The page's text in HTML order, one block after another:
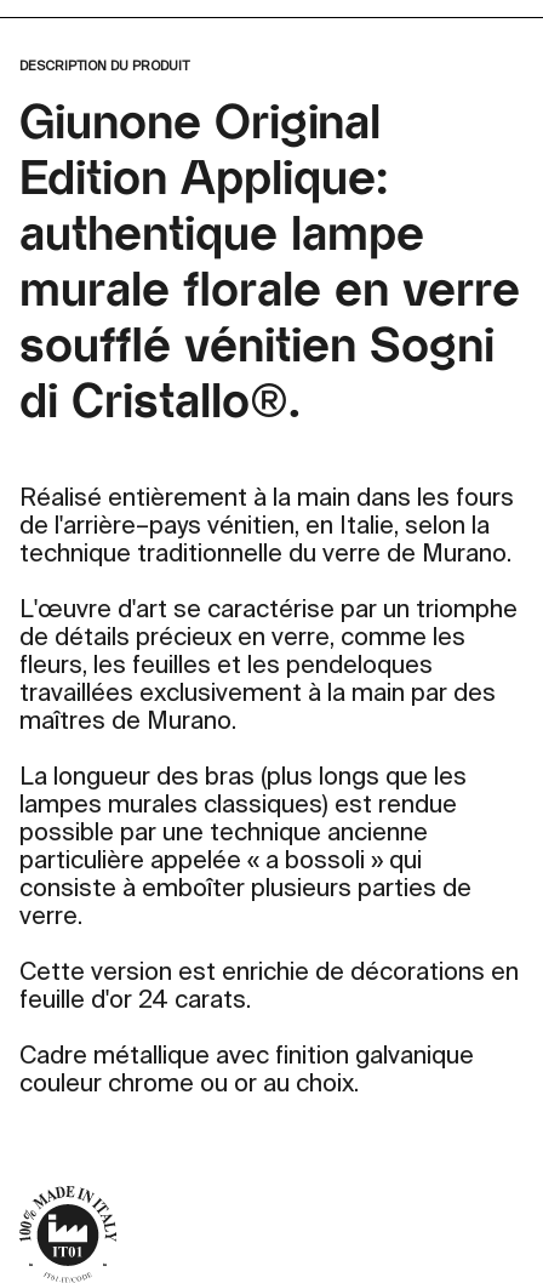
DESCRIPTION DU PRODUIT
Giunone Original
Edition Applique:
authentique lampe
murale florale en verre
soufflé vénitien Sogni
di Cristallo®.
Réalisé entièrement à la main dans les fours
de l'arrière–pays vénitien, en Italie, selon la
technique traditionnelle du verre de Murano.
L'œuvre d'art se caractérise par un triomphe
de détails précieux en verre, comme les
fleurs, les feuilles et les pendeloques
travaillées exclusivement à la main par des
maîtres de Murano.
La longueur des bras (plus longs que les
lampes murales classiques) est rendue
possible par une technique ancienne
particulière appelée « a bossoli » qui
consiste à emboîter plusieurs parties de
verre.
Cette version est enrichie de décorations en
feuille d'or 24 carats.
Cadre métallique avec finition galvanique
couleur chrome ou or au choix.